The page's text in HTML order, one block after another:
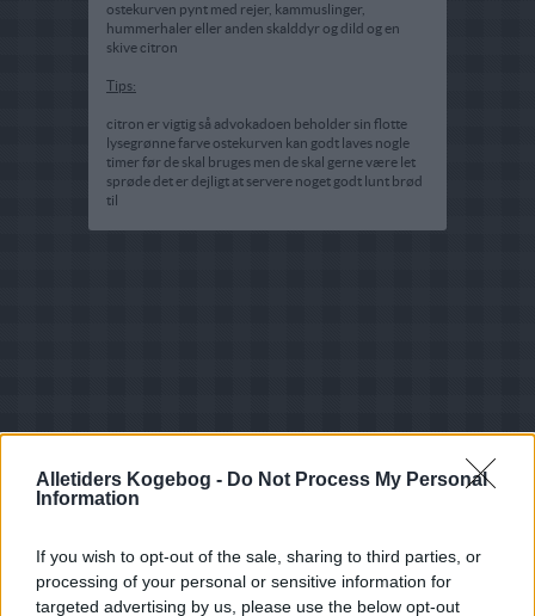
Alletiders Kogebog - Do Not Process My Personal
Information
If you wish to opt-out of the sale, sharing to third parties, or
processing of your personal or sensitive information for
targeted advertising by us, please use the below opt-out
ostekurven pynt med rejer, kammuslinger,
hummerhaler eller anden skalddyr og dild og en
skive citron
Tips:
citron er vigtig så advokadoen beholder sin flotte
lysegrønne farve ostekurven kan godt laves nogle
timer før de skal bruges men de skal gerne være let
sprøde det er dejligt at servere noget godt lunt brød
til